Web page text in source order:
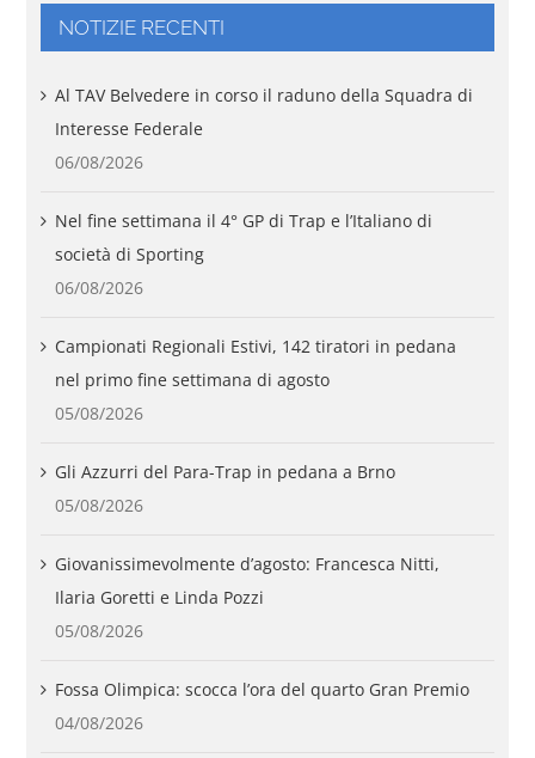
NOTIZIE RECENTI
Al TAV Belvedere in corso il raduno della Squadra di
Interesse Federale
06/08/2026
Nel fine settimana il 4° GP di Trap e l’Italiano di
società di Sporting
06/08/2026
Campionati Regionali Estivi, 142 tiratori in pedana
nel primo fine settimana di agosto
05/08/2026
Gli Azzurri del Para-Trap in pedana a Brno
05/08/2026
Giovanissimevolmente d’agosto: Francesca Nitti,
Ilaria Goretti e Linda Pozzi
05/08/2026
Fossa Olimpica: scocca l’ora del quarto Gran Premio
04/08/2026